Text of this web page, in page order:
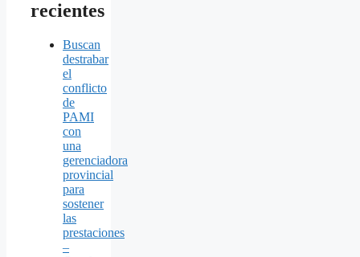
recientes
Buscan
destrabar
el
conflicto
de
PAMI
con
una
gerenciadora
provincial
para
sostener
las
prestaciones
–